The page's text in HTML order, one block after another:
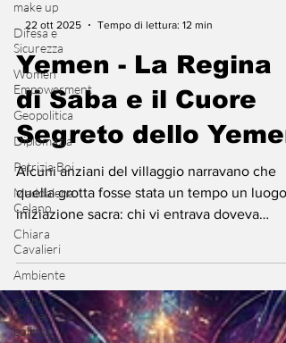
make up
Difesa e
Sicurezza
Women
Empowerment
Geopolitica
Diplomazia
Patrizia Boi
Maddalena
Celano
Chiara
Cavalieri
Ambiente
arab-
corner-
politica
-
22 ott 2025
Tempo di lettura: 12 min
Yemen - La Regina
di Saba e il Cuore
Segreto dello
Alcuni anziani del villaggio narravano che
quella grotta fosse stata un tempo un luogo
iniziazione sacra: chi vi entrava doveva
affrontare il canto delle pietre, capace di
rivelare la verità o di condannare all’oblio. Si
diceva che gli stessi sacerdoti di Almaqah vi